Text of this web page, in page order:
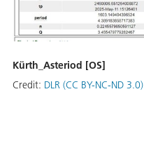
Kürth_Asteriod [OS]
Credit: DLR (CC BY-NC-ND 3.0)